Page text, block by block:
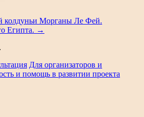
колдуньи Морганы Ле Фей.
Египта. →
Для организаторов и
и помощь в развитии проекта